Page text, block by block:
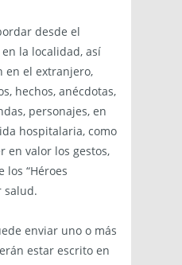
desde el
la localidad, así
en el extranjero,
hechos, anécdotas,
personajes, en
hospitalaria, como
en valor los gestos,
los “Héroes
salud.
enviar uno o más
estar escrito en